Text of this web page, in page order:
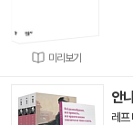
미리보기
안
레프